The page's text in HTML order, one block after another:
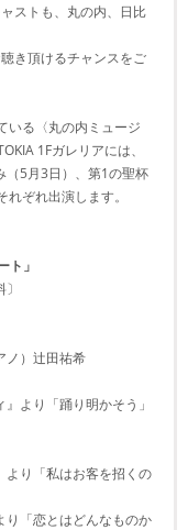
ストも、丸の内、日比
き頂けるチャンスをご
る〈丸の内ミュージ
1Fガレリアには、
（5月3日）、第1の聖杯
ぞれ出演します。
ト」
ノ）辻田祐希
より「踊り明かそう」
り「私はお客を招くの
「恋とはどんなものか